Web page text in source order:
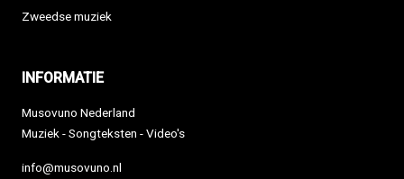
Zweedse muziek
INFORMATIE
Musovuno Nederland
Muziek - Songteksten - Video's
info@musovuno.nl